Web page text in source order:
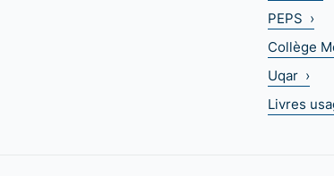
PEPS ›
Collège
Uqar ›
Livres